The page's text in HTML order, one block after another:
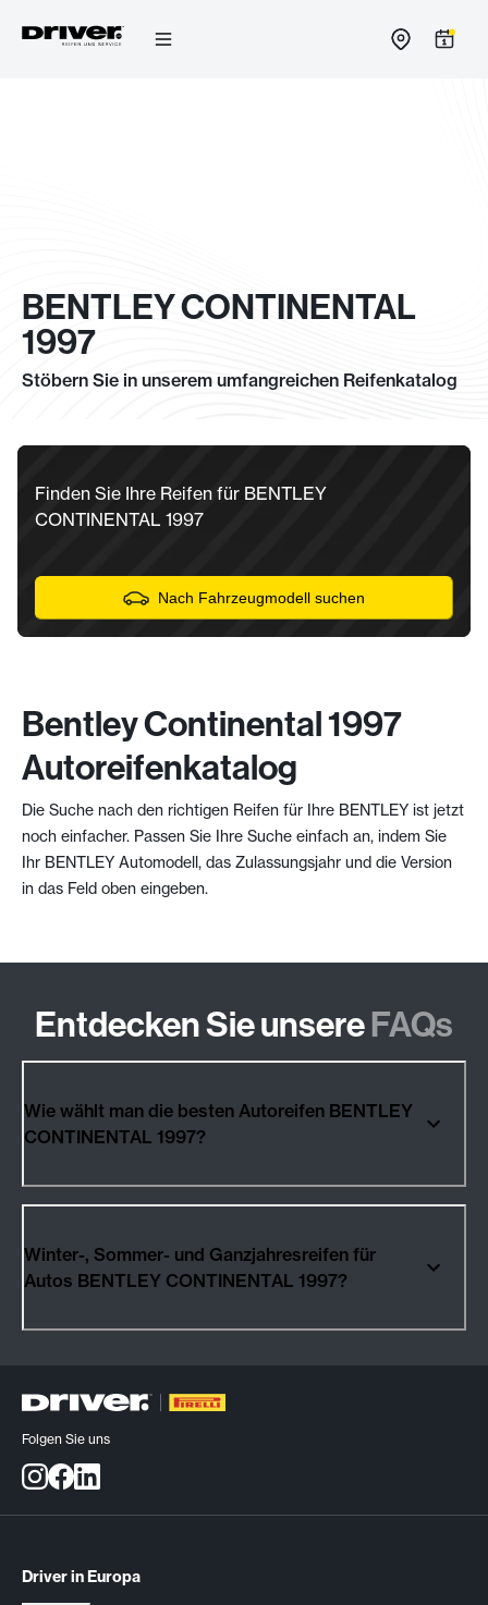
BENTLEY CONTINENTAL
1997
Stöbern Sie in unserem umfangreichen Reifenkatalog
Finden Sie Ihre Reifen für BENTLEY
CONTINENTAL 1997
Nach Fahrzeugmodell suchen
Bentley Continental 1997
Autoreifenkatalog
Die Suche nach den richtigen Reifen für Ihre BENTLEY ist jetzt
noch einfacher. Passen Sie Ihre Suche einfach an, indem Sie
Ihr BENTLEY Automodell, das Zulassungsjahr und die Version
in das Feld oben eingeben.
Entdecken Sie unsereFAQs
Wie wählt man die besten Autoreifen BENTLEY
CONTINENTAL 1997?
Winter-, Sommer- und Ganzjahresreifen für
Autos BENTLEY CONTINENTAL 1997?
Folgen Sie uns
Driver in Europa